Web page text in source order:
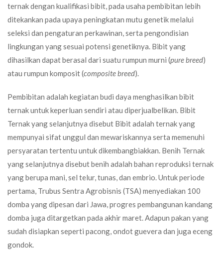
ternak dengan kualifikasi bibit, pada usaha pembibitan lebih
ditekankan pada upaya peningkatan mutu genetik melalui
seleksi dan pengaturan perkawinan, serta pengondisian
lingkungan yang sesuai potensi genetiknya. Bibit yang
dihasilkan dapat berasal dari suatu rumpun murni (pure breed)
atau rumpun komposit (composite breed).
Pembibitan adalah kegiatan budi daya menghasilkan bibit
ternak untuk keperluan sendiri atau diperjualbelikan. Bibit
Ternak yang selanjutnya disebut Bibit adalah ternak yang
mempunyai sifat unggul dan mewariskannya serta memenuhi
persyaratan tertentu untuk dikembangbiakkan. Benih Ternak
yang selanjutnya disebut benih adalah bahan reproduksi ternak
yang berupa mani, sel telur, tunas, dan embrio. Untuk periode
pertama, Trubus Sentra Agrobisnis (TSA) menyediakan 100
domba yang dipesan dari Jawa, progres pembangunan kandang
domba juga ditargetkan pada akhir maret. Adapun pakan yang
sudah disiapkan seperti pacong, ondot guevera dan juga eceng
gondok.